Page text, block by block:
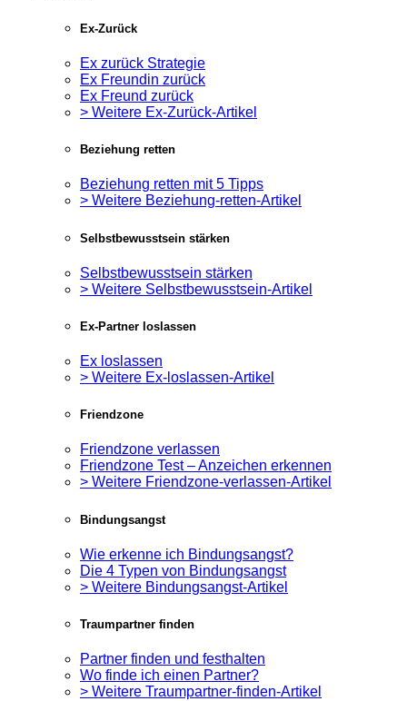
Ex-Zurück
Ex zurück Strategie
Ex Freundin zurück
Ex Freund zurück
> Weitere Ex-Zurück-Artikel
Beziehung retten
Beziehung retten mit 5 Tipps
> Weitere Beziehung-retten-Artikel
Selbstbewusstsein stärken
Selbstbewusstsein stärken
> Weitere Selbstbewusstsein-Artikel
Ex-Partner loslassen
Ex loslassen
> Weitere Ex-loslassen-Artikel
Friendzone
Friendzone verlassen
Friendzone Test – Anzeichen erkennen
> Weitere Friendzone-verlassen-Artikel
Bindungsangst
Wie erkenne ich Bindungsangst?
Die 4 Typen von Bindungsangst
> Weitere Bindungsangst-Artikel
Traumpartner finden
Partner finden und festhalten
Wo finde ich einen Partner?
> Weitere Traumpartner-finden-Artikel